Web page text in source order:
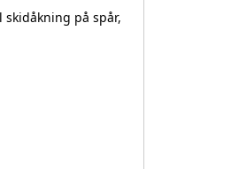
på spår,